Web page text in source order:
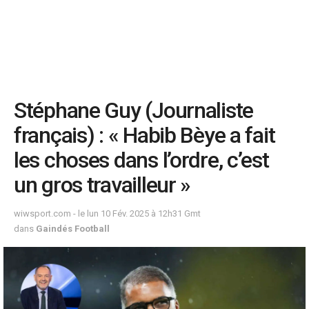
Stéphane Guy (Journaliste
français) : « Habib Bèye a fait
les choses dans l’ordre, c’est
un gros travailleur »
wiwsport.com - le lun 10 Fév. 2025 à 12h31 Gmt
dans Gaindés Football